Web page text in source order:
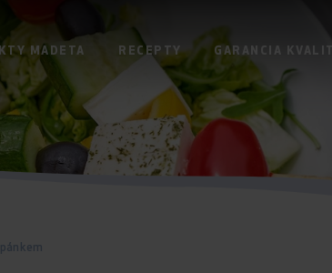
MADETA RECEPTY GARANCIA